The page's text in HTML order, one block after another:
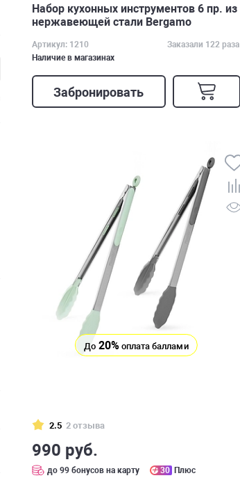
Набор кухонных инструментов 6 пр. из
нержавеющей стали Bergamo
Артикул: 1210
Заказали 122 раза
Наличие в магазинах
Забронировать
До 20% оплата баллами
2.5 2 отзыва
990 руб.
до 99 бонусов на карту 30 Плюс